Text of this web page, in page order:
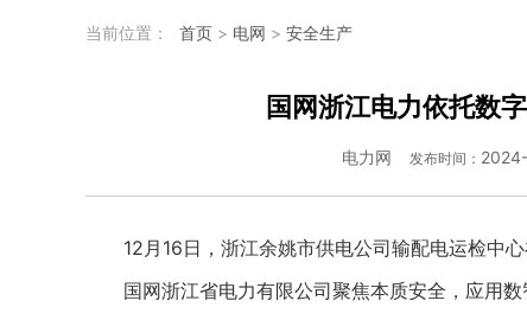
当前位置： 首页 > 电网 > 安全生产
国网浙江电力依托数
电力网 发布时间：
12月16日，浙江余姚市供电公司输配电运检中心
国网浙江省电力有限公司聚焦本质安全，应用数